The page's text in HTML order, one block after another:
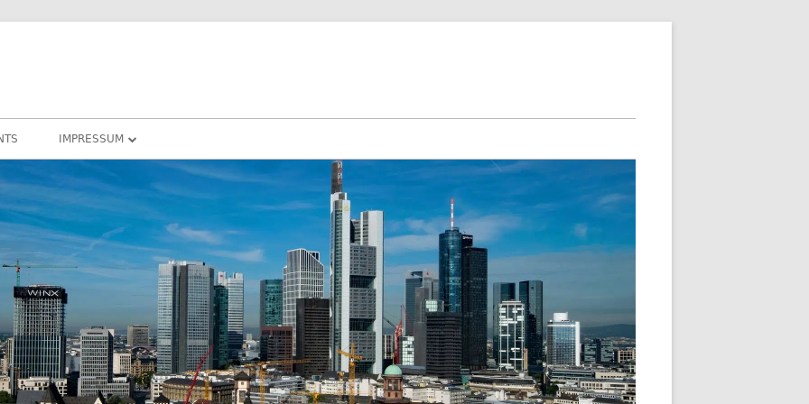
DARMSTADT
RHEIN-MAIN
IMPRESSUM
DATENSCHUTZ
COOKIE – RICHTLINIEN